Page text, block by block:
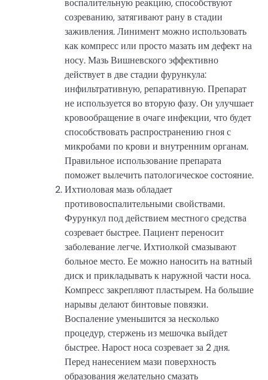
воспалительную реакцию, способствуют
созреванию, затягивают рану в стадии
заживления. Линимент можно использовать
как компресс или просто мазать им дефект на
носу. Мазь Вишневского эффективно
действует в две стадии фурункула:
инфильтративную, репаративную. Препарат
не используется во вторую фазу. Он улучшает
кровообращение в очаге инфекции, что будет
способствовать распространению гноя с
микробами по крови и внутренним органам.
Правильное использование препарата
поможет вылечить патологическое состояние.
Ихтиоловая мазь обладает
противовоспалительными свойствами.
Фурункул под действием местного средства
созревает быстрее. Пациент переносит
заболевание легче. Ихтиолкой смазывают
больное место. Ее можно наносить на ватный
диск и прикладывать к наружной части носа.
Компресс закрепляют пластырем. На большие
нарывы делают бинтовые повязки.
Воспаление уменьшится за несколько
процедур, стержень из мешочка выйдет
быстрее. Нарост носа созревает за 2 дня.
Перед нанесением мази поверхность
образования желательно смазать